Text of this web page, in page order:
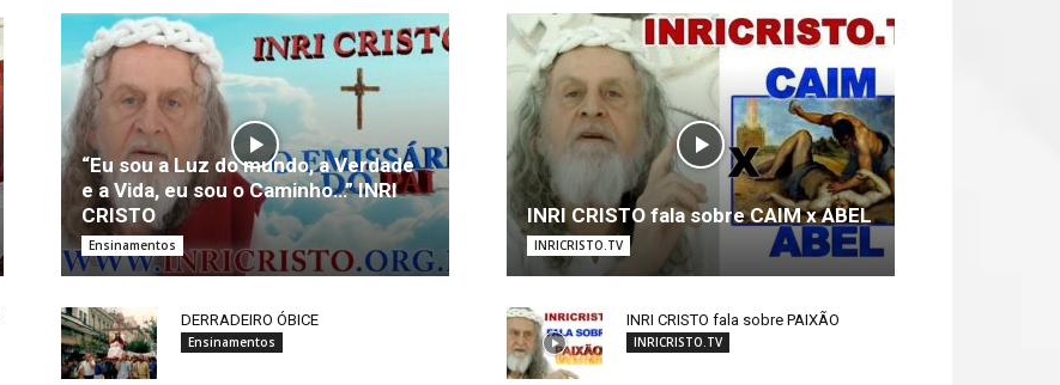
“Eu sou a Luz do mundo, a Verdade
e a Vida, eu sou o Caminho…” INRI
CRISTO
Ensinamentos
DERRADEIRO ÓBICE
Ensinamentos
INRI CRISTO fala sobre CAIM x ABEL
INRICRISTO.TV
INRI CRISTO fala sobre PAIXÃO
INRICRISTO.TV